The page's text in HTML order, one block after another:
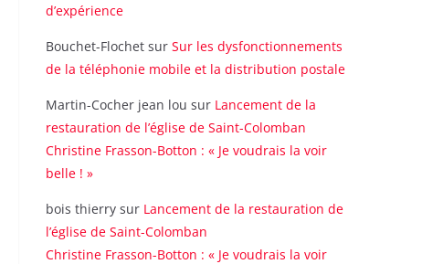
d’expérience
Bouchet-Flochet sur Sur les dysfonctionnements
de la téléphonie mobile et la distribution postale
Martin-Cocher jean lou sur Lancement de la
restauration de l’église de Saint-Colomban
Christine Frasson-Botton : « Je voudrais la voir
belle ! »
bois thierry sur Lancement de la restauration de
l’église de Saint-Colomban
Christine Frasson-Botton : « Je voudrais la voir